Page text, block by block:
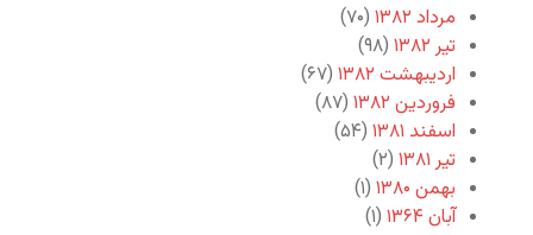
مرداد ۱۳۸۲
(۷۰)
تیر ۱۳۸۲
(۹۸)
اردیبهشت ۱۳۸۲
(۶۷)
فروردین ۱۳۸۲
(۸۷)
اسفند ۱۳۸۱
(۵۴)
تیر ۱۳۸۱
(۲)
بهمن ۱۳۸۰
(۱)
آبان ۱۳۶۴
(۱)